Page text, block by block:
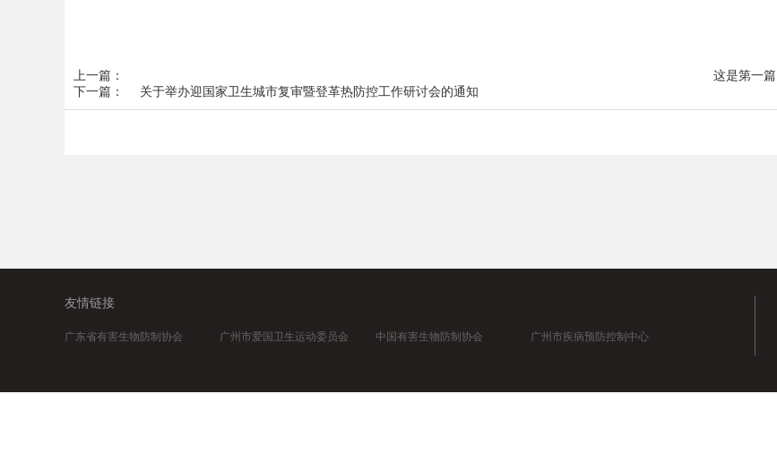
上一篇：
这是第一篇
下一篇：
关于举办迎国家卫生城市复审暨登革热防控工作研讨会的通知
友情链接
广东省有害生物防制协会 广州市爱国卫生运动委员会 中国有害生物防制协会 广州市疾病预防控制中心